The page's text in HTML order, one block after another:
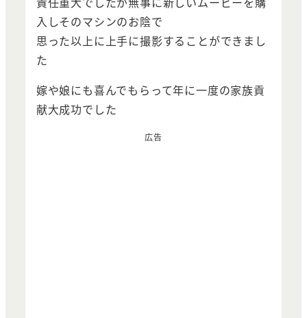
入しそのマシンのお陰で
思った以上に上手に撮影することができまし
た
嫁や娘にも喜んでもらって年に一度の家族貢
献大成功でした
広告